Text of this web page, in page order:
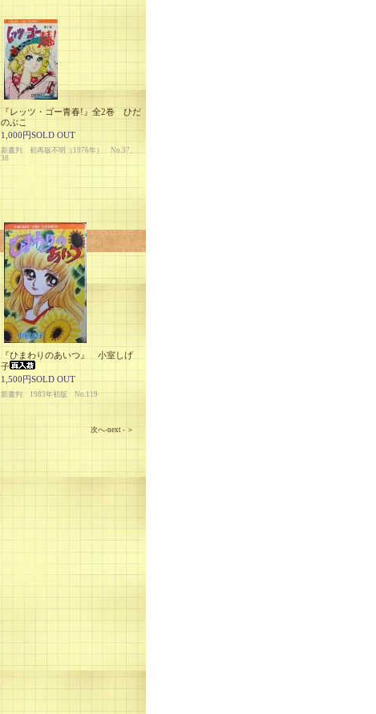
『レッツ・ゴー青春!』全2巻 ひだ
のぶこ
1,000円SOLD OUT
新書判 初再版不明（1976年） No.37、
38
『ひまわりのあいつ』 小室しげ
子
1,500円SOLD OUT
新書判 1983年初版 No.119
次へ-next - ＞